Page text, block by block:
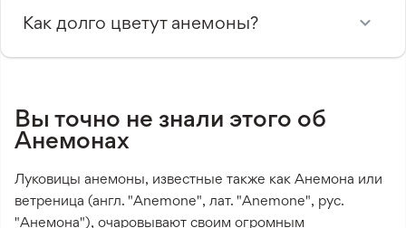
Как долго цветут анемоны?
Вы точно не знали этого об
Анемонах
Луковицы анемоны, известные также как Анемона или
ветреница (англ. "Anemone", лат. "Anemone", рус.
"Анемона"), очаровывают своим огромным